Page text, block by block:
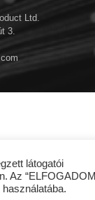
Ltd.
3.
látogatói
Az